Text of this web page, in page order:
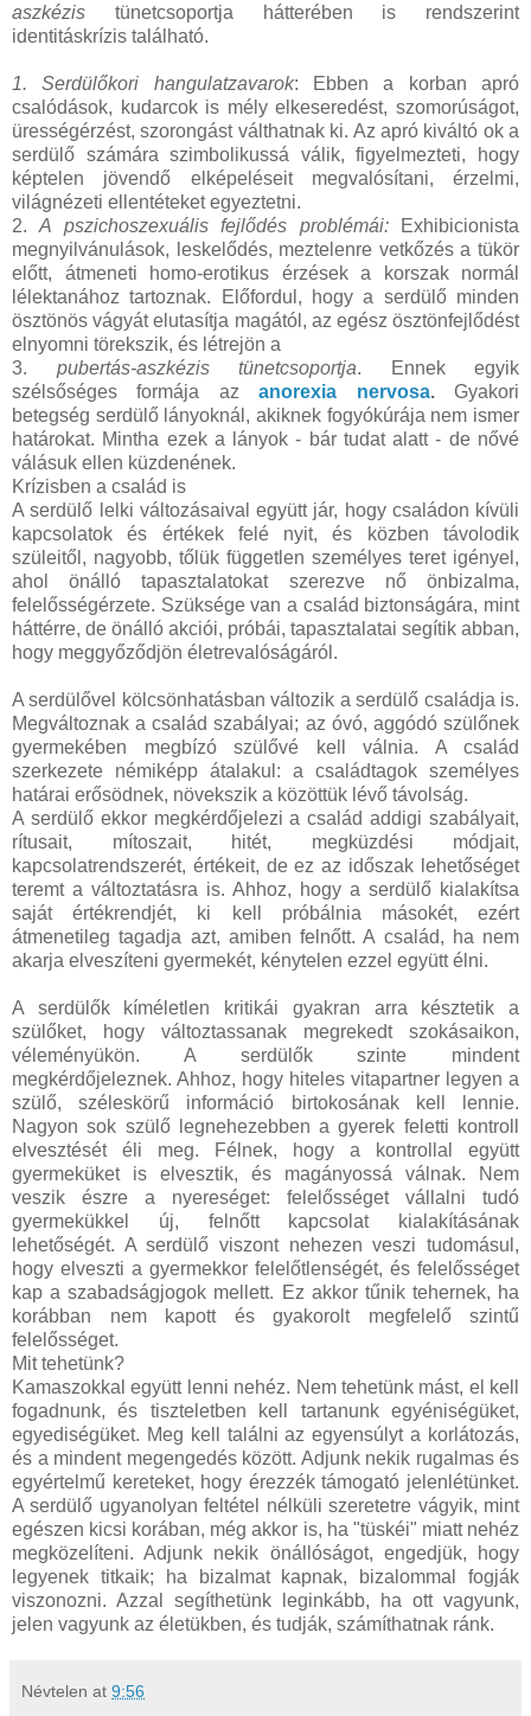
aszkézis tünetcsoportja hátterében is rendszerint
identitáskrízis található.
1. Serdülőkori hangulatzavarok: Ebben a korban apró
csalódások, kudarcok is mély elkeseredést, szomorúságot,
ürességérzést, szorongást válthatnak ki. Az apró kiváltó ok a
serdülő számára szimbolikussá válik, figyelmezteti, hogy
képtelen jövendő elképeléseit megvalósítani, érzelmi,
világnézeti ellentéteket egyeztetni.
2.A pszichoszexuális fejlődés problémái:Exhibicionista
megnyilvánulások, leskelődés, meztelenre vetkőzés a tükör
előtt, átmeneti homo-erotikus érzések a korszak normál
lélektanához tartoznak. Előfordul, hogy a serdülő minden
ösztönös vágyát elutasítja magától, az egész ösztönfejlődést
elnyomni törekszik, és létrejön a
3. pubertás-aszkézis tünetcsoportja. Ennek egyik
szélsőséges formája azanorexia nervosa.Gyakori
betegség serdülő lányoknál, akiknek fogyókúrája nem ismer
határokat. Mintha ezek a lányok - bár tudat alatt - de nővé
válásuk ellen küzdenének.
Krízisben a család is
A serdülő lelki változásaival együtt jár, hogy családon kívüli
kapcsolatok és értékek felé nyit, és közben távolodik
szüleitől, nagyobb, tőlük független személyes teret igényel,
ahol önálló tapasztalatokat szerezve nő önbizalma,
felelősségérzete. Szüksége van a család biztonságára, mint
háttérre, de önálló akciói, próbái, tapasztalatai segítik abban,
hogy meggyőződjön életrevalóságáról.
A serdülővel kölcsönhatásban változik a serdülő családja is.
Megváltoznak a család szabályai; az óvó, aggódó szülőnek
gyermekében megbízó szülővé kell válnia. A család
szerkezete némiképp átalakul: a családtagok személyes
határai erősödnek, növekszik a közöttük lévő távolság.
A serdülő ekkor megkérdőjelezi a család addigi szabályait,
rítusait, mítoszait, hitét, megküzdési módjait,
kapcsolatrendszerét, értékeit, de ez az időszak lehetőséget
teremt a változtatásra is. Ahhoz, hogy a serdülő kialakítsa
saját értékrendjét, ki kell próbálnia másokét, ezért
átmenetileg tagadja azt, amiben felnőtt. A család, ha nem
akarja elveszíteni gyermekét, kénytelen ezzel együtt élni.
A serdülők kíméletlen kritikái gyakran arra késztetik a
szülőket, hogy változtassanak megrekedt szokásaikon,
véleményükön. A serdülők szinte mindent
megkérdőjeleznek. Ahhoz, hogy hiteles vitapartner legyen a
szülő, széleskörű információ birtokosának kell lennie.
Nagyon sok szülő legnehezebben a gyerek feletti kontroll
elvesztését éli meg. Félnek, hogy a kontrollal együtt
gyermeküket is elvesztik, és magányossá válnak. Nem
veszik észre a nyereséget: felelősséget vállalni tudó
gyermekükkel új, felnőtt kapcsolat kialakításának
lehetőségét. A serdülő viszont nehezen veszi tudomásul,
hogy elveszti a gyermekkor felelőtlenségét, és felelősséget
kap a szabadságjogok mellett. Ez akkor tűnik tehernek, ha
korábban nem kapott és gyakorolt megfelelő szintű
felelősséget.
Mit tehetünk?
Kamaszokkal együtt lenni nehéz. Nem tehetünk mást, el kell
fogadnunk, és tiszteletben kell tartanunk egyéniségüket,
egyediségüket. Meg kell találni az egyensúlyt a korlátozás,
és a mindent megengedés között. Adjunk nekik rugalmas és
egyértelmű kereteket, hogy érezzék támogató jelenlétünket.
A serdülő ugyanolyan feltétel nélküli szeretetre vágyik, mint
egészen kicsi korában, még akkor is, ha "tüskéi" miatt nehéz
megközelíteni. Adjunk nekik önállóságot, engedjük, hogy
legyenek titkaik; ha bizalmat kapnak, bizalommal fogják
viszonozni. Azzal segíthetünk leginkább, ha ott vagyunk,
jelen vagyunk az életükben, és tudják, számíthatnak ránk.
Névtelen at 9:56